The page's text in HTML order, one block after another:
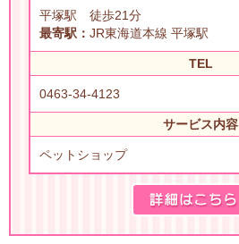
平塚駅 徒歩21分
最寄駅： JR東海道本線 平塚駅
TEL
0463-34-4123
サービス内容
ペットショップ